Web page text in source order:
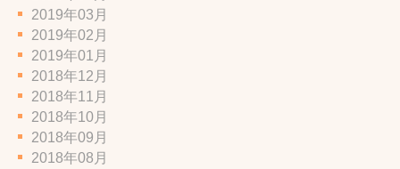
2019年03月
2019年02月
2019年01月
2018年12月
2018年11月
2018年10月
2018年09月
2018年08月